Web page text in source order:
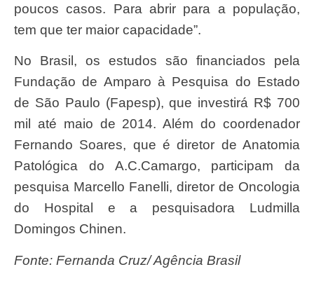
poucos casos. Para abrir para a população,
tem que ter maior capacidade”.
No Brasil, os estudos são financiados pela
Fundação de Amparo à Pesquisa do Estado
de São Paulo (Fapesp), que investirá R$ 700
mil até maio de 2014. Além do coordenador
Fernando Soares, que é diretor de Anatomia
Patológica do A.C.Camargo, participam da
pesquisa Marcello Fanelli, diretor de Oncologia
do Hospital e a pesquisadora Ludmilla
Domingos Chinen.
Fonte: Fernanda Cruz/ Agência Brasil